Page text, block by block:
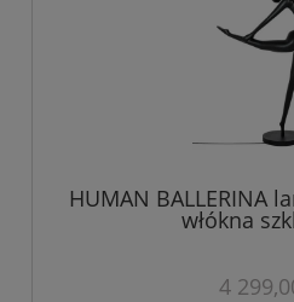
HUMAN BALLERINA
włókna
4